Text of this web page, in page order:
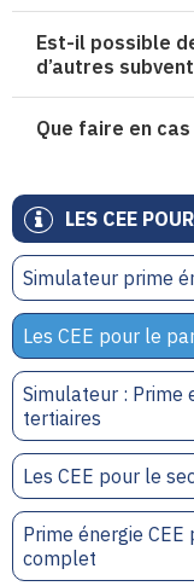
LES CEE
Simulateur prime
Les CEE pour le
Simulateur : Prime
tertiaires
Les CEE pour le
Prime énergie
complet
Est-il possible
d’autres
Que faire en